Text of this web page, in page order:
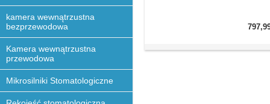
kamera wewnątrzustna
bezprzewodowa
Kamera wewnątrzustna
przewodowa
Mikrosilniki Stomatologiczne